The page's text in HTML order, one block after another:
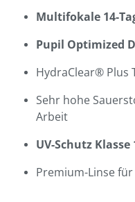
Multifokale 14-
Pupil Optimized
HydraClear® Plus
Sehr hohe
Arbeit
UV-Schutz Klasse
Premium-Linse